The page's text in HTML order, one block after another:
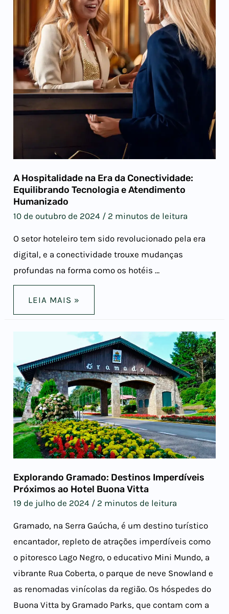
A Hospitalidade na Era da Conectividade:
Equilibrando Tecnologia e Atendimento
Humanizado
10 de outubro de 2024 / 2 minutos de leitura
O setor hoteleiro tem sido revolucionado pela era
digital, e a conectividade trouxe mudanças
profundas na forma como os hotéis …
LEIA MAIS »
Explorando Gramado: Destinos Imperdíveis
Próximos ao Hotel Buona Vitta
19 de julho de 2024 / 2 minutos de leitura
Gramado, na Serra Gaúcha, é um destino turístico
encantador, repleto de atrações imperdíveis como
o pitoresco Lago Negro, o educativo Mini Mundo, a
vibrante Rua Coberta, o parque de neve Snowland e
as renomadas vinícolas da região. Os hóspedes do
Buona Vitta by Gramado Parks, que contam com a